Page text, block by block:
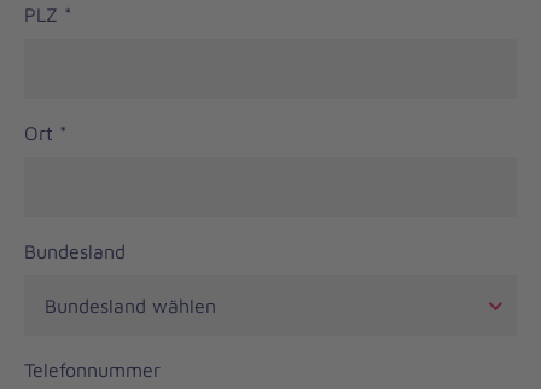
PLZ *
Ort *
Bundesland
Telefonnummer